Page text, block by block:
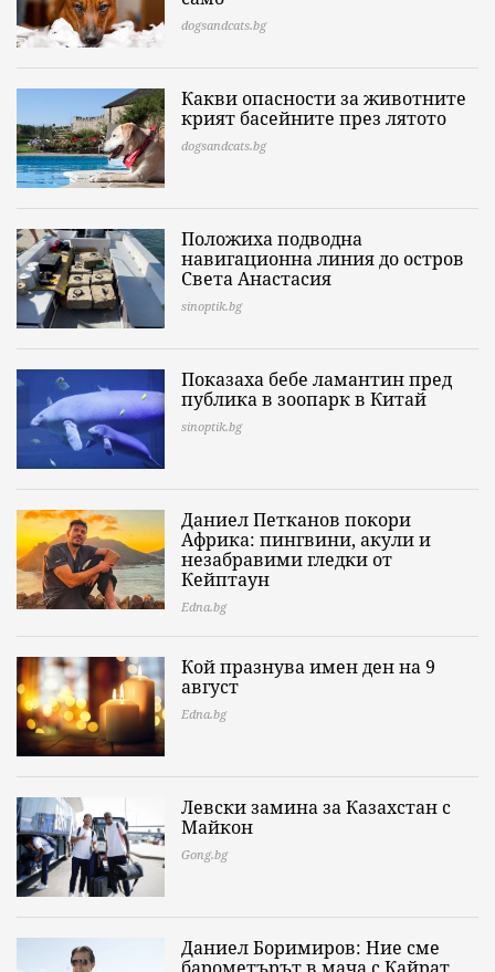
dogsandcats.bg
Какви опасности за животните
крият басейните през лятото
dogsandcats.bg
Положиха подводна
навигационна линия до остров
Света Анастасия
sinoptik.bg
Показаха бебе ламантин пред
публика в зоопарк в Китай
sinoptik.bg
Даниел Петканов покори
Африка: пингвини, акули и
незабравими гледки от
Кейптаун
Edna.bg
Кой празнува имен ден на 9
август
Edna.bg
Левски замина за Казахстан с
Майкон
Gong.bg
Даниел Боримиров: Ние сме